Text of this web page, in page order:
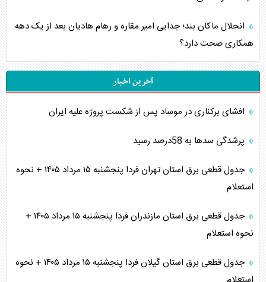
انحلال ماکان بند؛ جدایی امیر مقاره و رهام هادیان بعد از یک دهه
همکاری صحت دارد؟
آخرین اخبار
افشای برکناری در موساد پس از شکست پروژه علیه ایران
پرشدگی سدها به 58درصد رسید
جدول قطعی برق استان تهران فردا پنجشنبه ۱۵ مرداد ۱۴۰۵ + نحوه
استعلام
جدول قطعی برق استان مازندران فردا پنجشنبه ۱۵ مرداد ۱۴۰۵ +
نحوه استعلام
جدول قطعی برق استان گیلان فردا پنجشنبه ۱۵ مرداد ۱۴۰۵ + نحوه